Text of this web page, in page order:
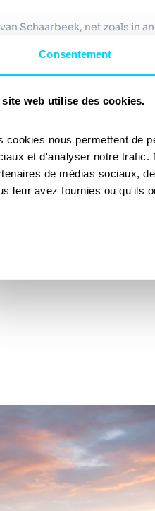
Consentement
site web utilise des cookies.
cookies nous permettent de
et d'analyser notre trafic.
de médias sociaux,
leur avez fournies ou qu'ils
Schaarbeek, net zoals in
worden met
branden,
het schadegeval
vergoeding niet verlopen
tegenexpert in te
als doel de belangen van
een duidelijk uitgewerkt
machtsverhouding
situatie? Laten we erover